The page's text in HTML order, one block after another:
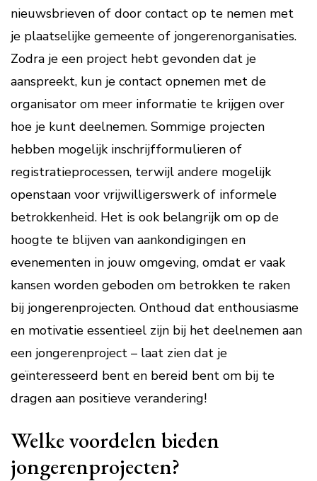
nieuwsbrieven of door contact op te nemen met
je plaatselijke gemeente of jongerenorganisaties.
Zodra je een project hebt gevonden dat je
aanspreekt, kun je contact opnemen met de
organisator om meer informatie te krijgen over
hoe je kunt deelnemen. Sommige projecten
hebben mogelijk inschrijfformulieren of
registratieprocessen, terwijl andere mogelijk
openstaan voor vrijwilligerswerk of informele
betrokkenheid. Het is ook belangrijk om op de
hoogte te blijven van aankondigingen en
evenementen in jouw omgeving, omdat er vaak
kansen worden geboden om betrokken te raken
bij jongerenprojecten. Onthoud dat enthousiasme
en motivatie essentieel zijn bij het deelnemen aan
een jongerenproject – laat zien dat je
geïnteresseerd bent en bereid bent om bij te
dragen aan positieve verandering!
Welke voordelen bieden
jongerenprojecten?